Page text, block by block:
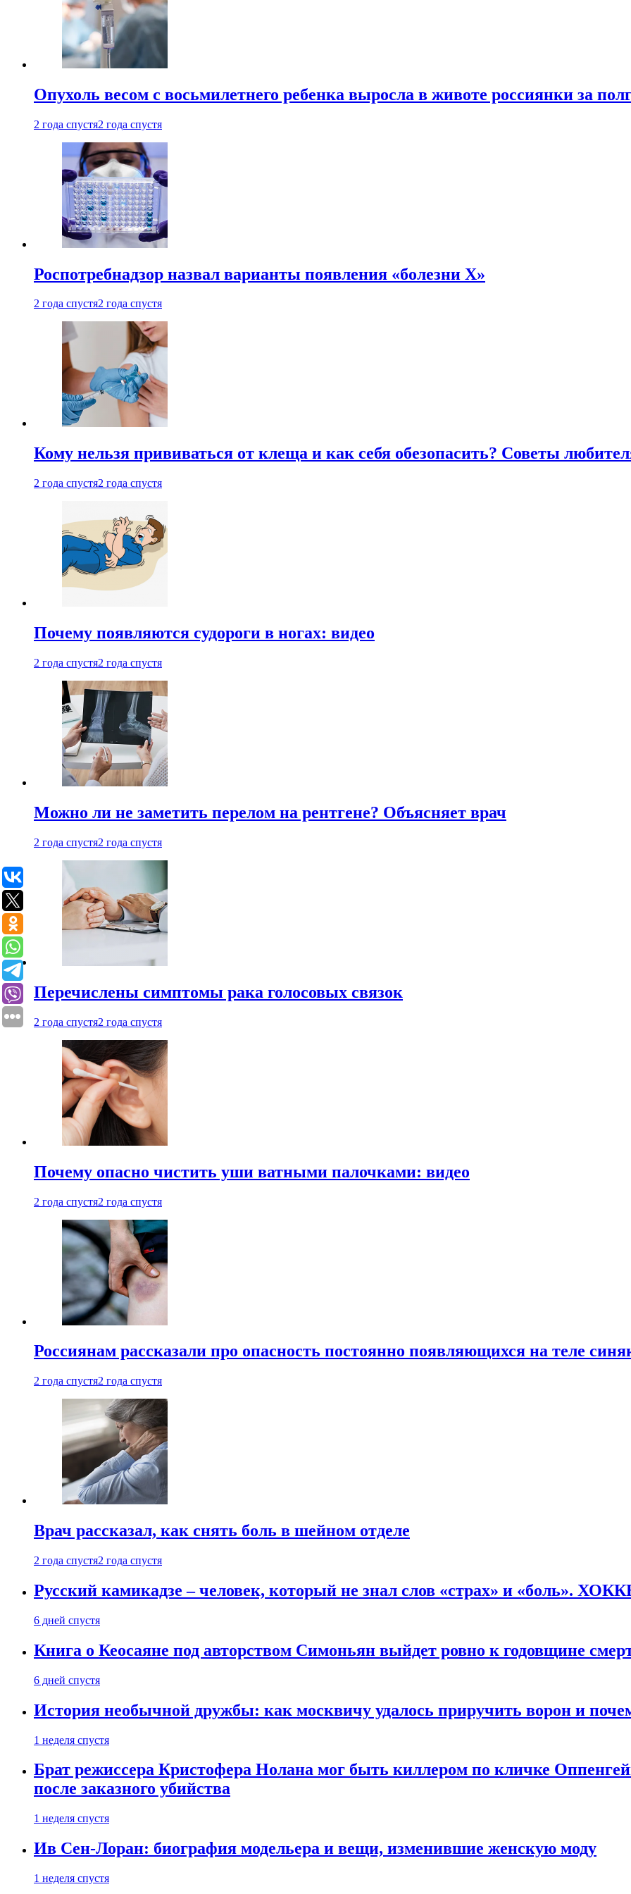
Опухоль весом с восьмилетнего ребенка выросла в животе россиянки за
2 года спустя2 года спустя
Роспотребнадзор назвал варианты появления «болезни Х»
2 года спустя2 года спустя
Кому нельзя прививаться от клеща и как себя обезопасить? Советы
2 года спустя2 года спустя
Почему появляются судороги в ногах: видео
2 года спустя2 года спустя
Можно ли не заметить перелом на рентгене? Объясняет врач
2 года спустя2 года спустя
Перечислены симптомы рака голосовых связок
2 года спустя2 года спустя
Почему опасно чистить уши ватными палочками: видео
2 года спустя2 года спустя
Россиянам рассказали про опасность постоянно появляющихся на теле
2 года спустя2 года спустя
Врач рассказал, как снять боль в шейном отделе
2 года спустя2 года спустя
Русский камикадзе – человек, который не знал слов «страх» и «боль».
6 дней спустя
Книга о Кеосаяне под авторством Симоньян выйдет ровно к годовщине
6 дней спустя
История необычной дружбы: как москвичу удалось приручить ворон и
1 неделя спустя
Брат режиссера Кристофера Нолана мог быть киллером по кличке
после заказного убийства
1 неделя спустя
Ив Сен-Лоран: биография модельера и вещи, изменившие женскую моду
1 неделя спустя